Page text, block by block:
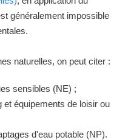
généralement impossible
naturelles, on peut citer :
sensibles (NE) ;
équipements de loisir ou
d'eau potable (NP).